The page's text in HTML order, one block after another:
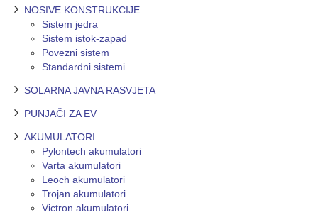
NOSIVE KONSTRUKCIJE
Sistem jedra
Sistem istok-zapad
Povezni sistem
Standardni sistemi
SOLARNA JAVNA RASVJETA
PUNJAČI ZA EV
AKUMULATORI
Pylontech akumulatori
Varta akumulatori
Leoch akumulatori
Trojan akumulatori
Victron akumulatori